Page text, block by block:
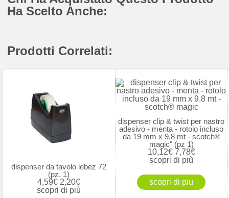
Ha Scelto Anche:
Prodotti Correlati:
dispenser da tavolo lebez 72
(pz. 1)
4,59€2,20€
scopri di più
dispenser clip & twist per nastro
adesivo - menta - rotolo incluso
da 19 mm x 9,8 mt - scotch®
magic" (pz 1)
10,12€7,78€
scopri di più